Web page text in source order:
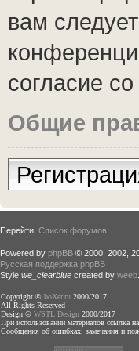
вам
согласие со
Общие
Перейти: Список форумов
Powered by phpBB © 2000, 2002,
Русская поддержка phpBB
Style we_clearblue created by weeb
Copyright © boXer.ru 2000/2017
All Rights Reserved
Design © WSTL Design 2000/2017
При использовании материалов ссылка
Сообщения об ошибках, замечания и